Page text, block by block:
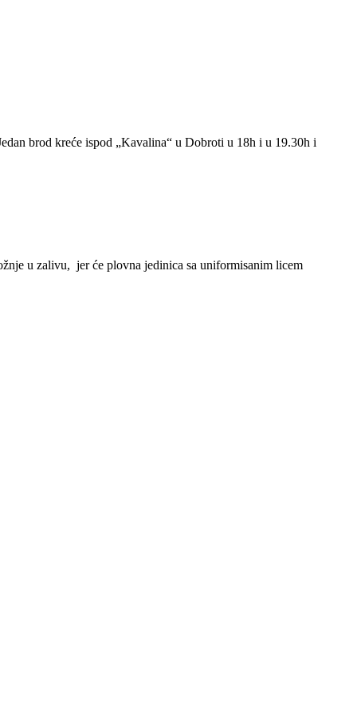
brod kreće ispod „Kavalina“ u Dobroti u 18h i u 19.30h i
u zalivu, jer će plovna jedinica sa uniformisanim licem